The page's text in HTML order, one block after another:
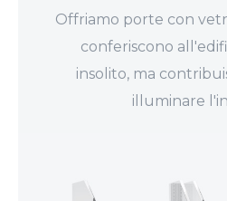
Offriamo porte con
conferiscono
insolito, ma
illuminare